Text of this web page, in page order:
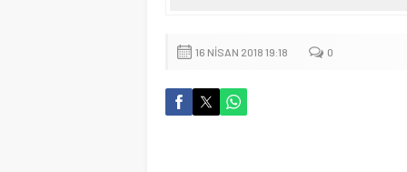
16 NISAN 2018 19:18 0